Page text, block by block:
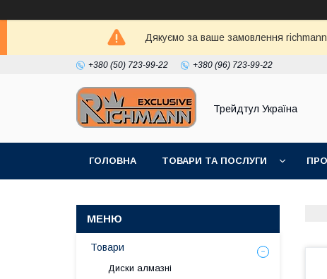
Дякуємо за ваше замовлення
+380 (50) 723-99-22 +380 (96) 723-99-22
Трейдтул Україна
ГОЛОВНА ТОВАРИ ТА ПОСЛУГИ
Товари
Диски алмазні